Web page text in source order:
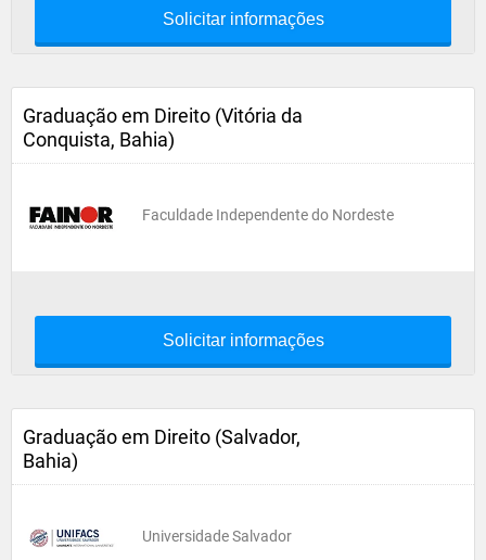
Solicitar informações
Graduação em Direito (Vitória da
Conquista, Bahia)
Faculdade Independente do Nordeste
Solicitar informações
Graduação em Direito (Salvador,
Bahia)
Universidade Salvador